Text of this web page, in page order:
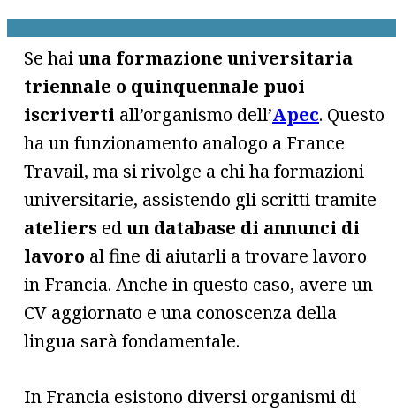
Se haiuna formazione universitaria
triennale o quinquennale puoi
iscriverti all’organismo dell’Apec. Questo
ha un funzionamento analogo a France
Travail, ma si rivolge a chi ha formazioni
universitarie, assistendo gli scritti tramite
ateliers edun database di annunci di
lavoro al fine di aiutarli a trovare lavoro
in Francia. Anche in questo caso, avere un
CV aggiornato e una conoscenza della
lingua sarà fondamentale.
In Francia esistono diversi organismi di